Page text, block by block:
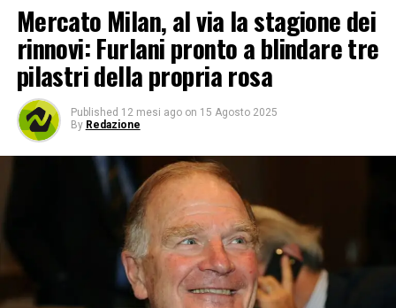
Mercato Milan, al via la stagione dei
rinnovi: Furlani pronto a blindare tre
pilastri della propria rosa
Published 12 mesi ago on 15 Agosto 2025
By Redazione